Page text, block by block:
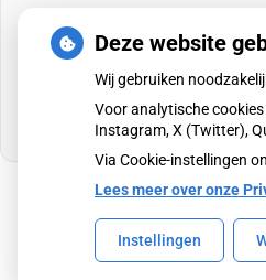
Uw Zorg
Deze website
Wij gebruiken
Voor analytische
Instagram, X (Twitter),
Via Cookie-instellingen
Lees meer over onze
Instellingen